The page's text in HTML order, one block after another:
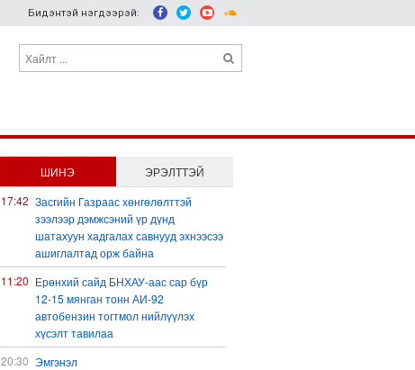
Бидэнтэй нэгдээрэй:
ШИНЭ
ЭРЭЛТТЭЙ
17:42 Засгийн Газраас хөнгөлөлттэй
зээлээр дэмжсэний үр дүнд
шатахуун хадгалах савнууд эхнээсээ
ашиглалтад орж байна
11:20 Ерөнхий сайд БНХАУ-аас сар бүр
12-15 мянган тонн АИ-92
автобензин тогтмол нийлүүлэх
хүсэлт тавилаа
20:30 Эмгэнэл